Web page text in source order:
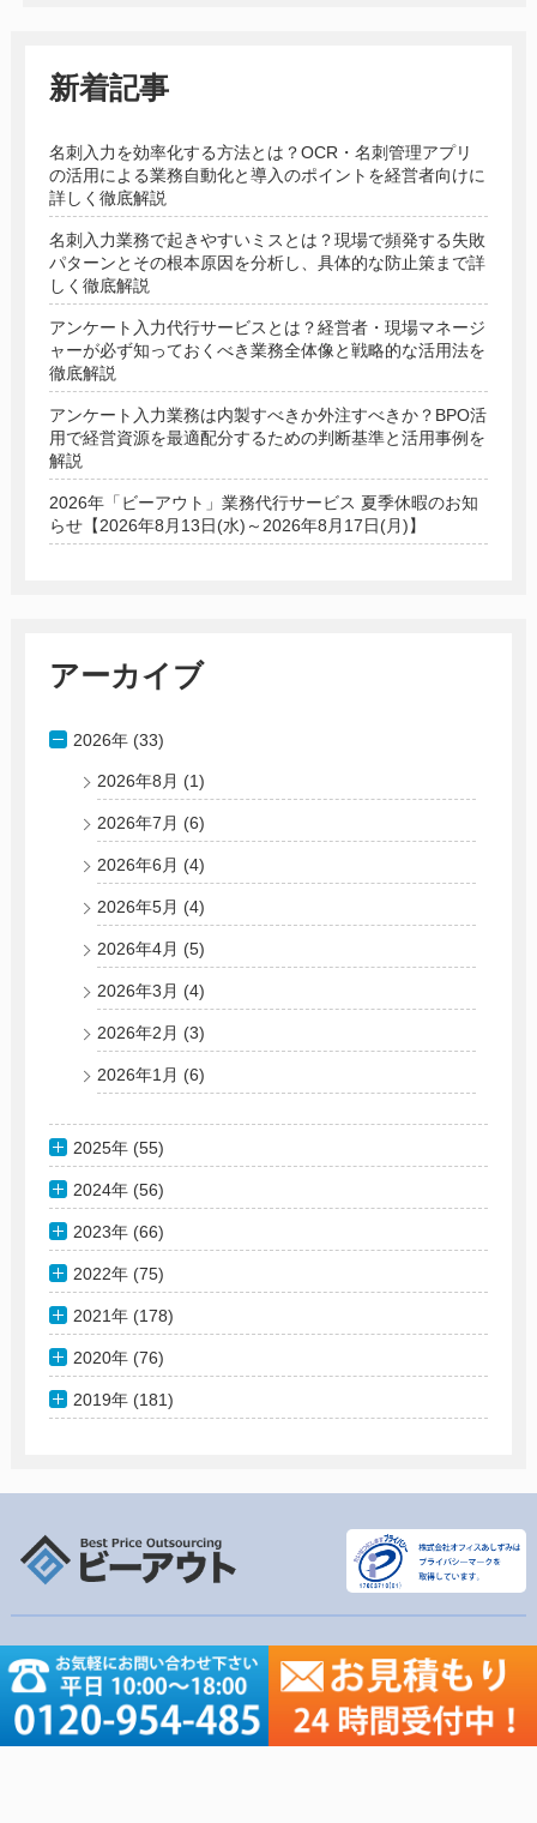
新着記事
名刺入力を効率化する方法とは？OCR・名刺管理アプリ
の活用による業務自動化と導入のポイントを経営者向けに
詳しく徹底解説
名刺入力業務で起きやすいミスとは？現場で頻発する失敗
パターンとその根本原因を分析し、具体的な防止策まで詳
しく徹底解説
アンケート入力代行サービスとは？経営者・現場マネージ
ャーが必ず知っておくべき業務全体像と戦略的な活用法を
徹底解説
アンケート入力業務は内製すべきか外注すべきか？BPO活
用で経営資源を最適配分するための判断基準と活用事例を
解説
2026年「ビーアウト」業務代行サービス 夏季休暇のお知
らせ【2026年8月13日(水)～2026年8月17日(月)】
アーカイブ
2026年 (33)
2026年8月 (1)
2026年7月 (6)
2026年6月 (4)
2026年5月 (4)
2026年4月 (5)
2026年3月 (4)
2026年2月 (3)
2026年1月 (6)
2025年 (55)
2024年 (56)
2023年 (66)
2022年 (75)
2021年 (178)
2020年 (76)
2019年 (181)
軽作業リスト
名刺のデータ化
名簿のデータ化
その他コンテンツ
軽作業リスト